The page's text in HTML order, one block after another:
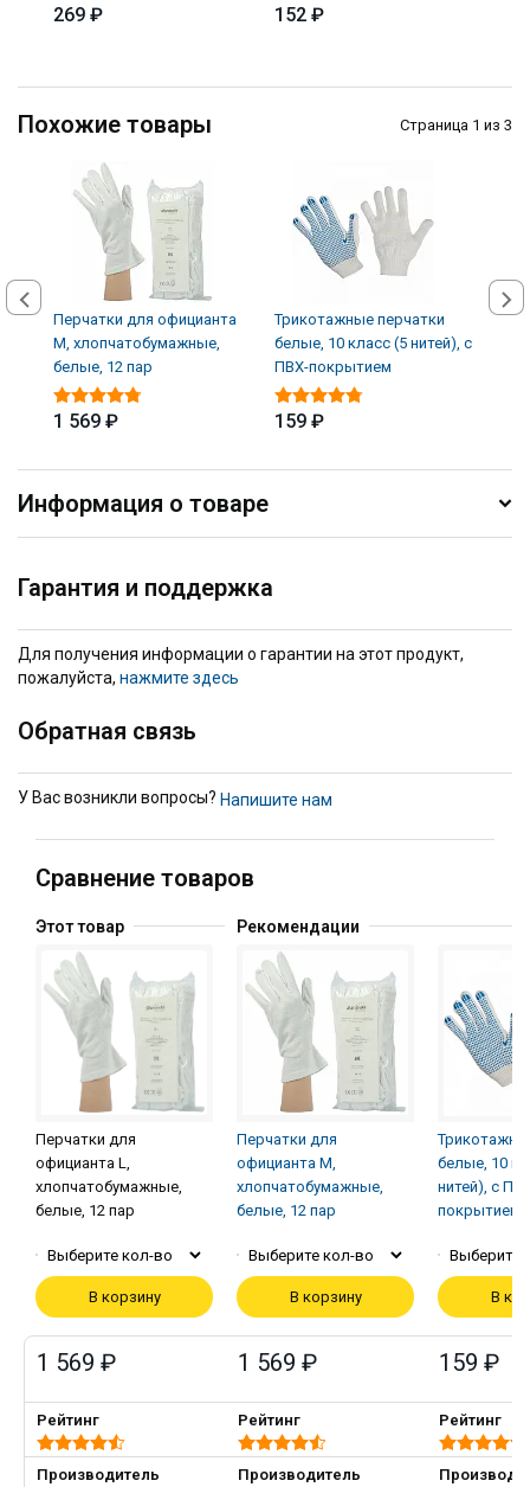
269 ₽ 152 ₽
Похожие товары Страница 1 из 3
Перчатки для официанта
M, хлопчатобумажные,
белые, 12 пар
1 569 ₽
Трикотажные перчатки
белые, 10 класс (5 нитей), с
ПВХ-покрытием
159 ₽
Информация о товаре
Гарантия и поддержка
Для получения информации о гарантии на этот продукт,
пожалуйста, нажмите здесь
Обратная связь
У Вас возникли вопросы? Напишите нам
Сравнение товаров
Этот товар Рекомендации
Перчатки для
официанта L,
хлопчатобумажные,
белые, 12 пар
Выберите кол-во
В корзину
Перчатки для
официанта M,
хлопчатобумажные,
белые, 12 пар
Выберите кол-во
В корзину
белые, 10
нитей), с
покрытием
Выберите
В
1 569 ₽ 1 569 ₽ 159 ₽
Рейтинг Рейтинг Рейтинг
Производитель
Производитель